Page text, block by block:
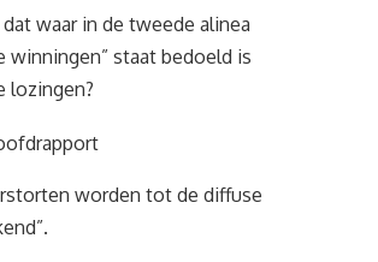
waar in de tweede alinea
winningen” staat bedoeld is
lozingen?
worden tot de diffuse